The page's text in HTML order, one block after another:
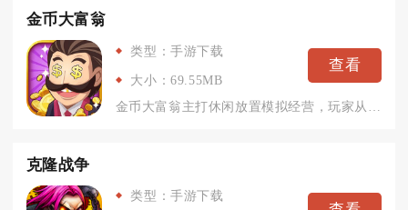
金币大富翁
类型：手游下载
大小：69.55MB
查看
克隆战争
类型：手游下载